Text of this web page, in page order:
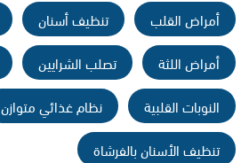
أمراض القلب تنظيف أسنان
أمراض اللثة
تصلب الشرايين
النوبات القلبية
نظام غذائي متوازن
تنظيف الأسنان بالفرشاة